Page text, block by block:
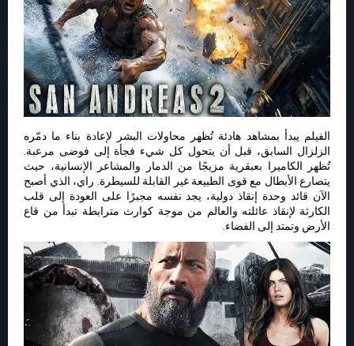
الفيلم يبدأ بمشاهد هادئة تُظهر محاولات البشر لإعادة بناء ما دمّره
الزلزال السابق، قبل أن يتحول كل شيء فجأة إلى فوضى مرعبة.
تُظهر الكاميرا بعبقرية مزيجًا من الدمار والمشاعر الإنسانية، حيث
يتصارع الأبطال مع قوى الطبيعة غير القابلة للسيطرة. راي، الذي أصبح
الآن قائد وحدة إنقاذ دولية، يجد نفسه مجبرًا على العودة إلى قلب
الكارثة لإنقاذ عائلته والعالم من موجة كوارث مترابطة تبدأ من قاع
الأرض وتمتد إلى الفضاء.